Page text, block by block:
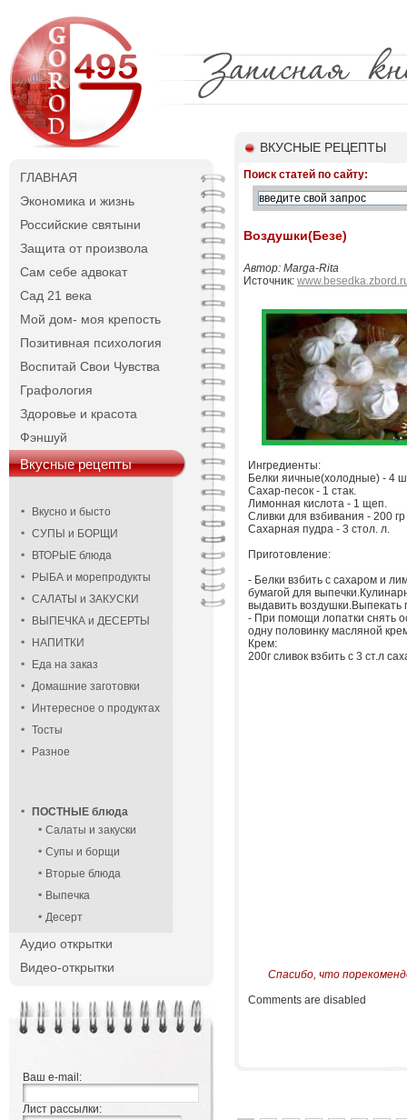
ГЛАВНАЯ
Экономика и жизнь
Российские святыни
Защита от произвола
Сам себе адвокат
Сад 21 века
Мой дом- моя крепость
Позитивная психология
Воспитай Свои Чувства
Графология
Здоровье и красота
Фэншуй
Вкусные рецепты
Вкусно и бысто
СУПЫ и БОРЩИ
ВТОРЫЕ блюда
РЫБА и морепродукты
САЛАТЫ и ЗАКУСКИ
ВЫПЕЧКА и ДЕСЕРТЫ
НАПИТКИ
Еда на заказ
Домашние заготовки
Интересное о продуктах
Тосты
Разное
ПОСТНЫЕ блюда
Салаты и закуски
Супы и борщи
Вторые блюда
Выпечка
Десерт
Аудио открытки
Видео-открытки
Ваш e-mail:
Лист рассылки:
ВКУСНЫЕ РЕЦЕПТЫ
Поиск статей по сайту:
Воздушки(Безе)
Автор: Marga-Rita
Источник:
Ингредиенты:
Белки яичные(холодные) - 4
Сахар-песок - 1 стак.
Лимонная кислота - 1 щеп.
Сливки для взбивания - 200 гр
Сахарная пудра - 3 стол. л.
Приготовление:
- Белки взбить с сахаром и
бумагой для
выдавить воздушки.Выпекать
- При помощи лопатки снять
одну половинку масляной
Крем:
200г сливок взбить с 3 ст.л
Спасибо, что
Comments are disabled